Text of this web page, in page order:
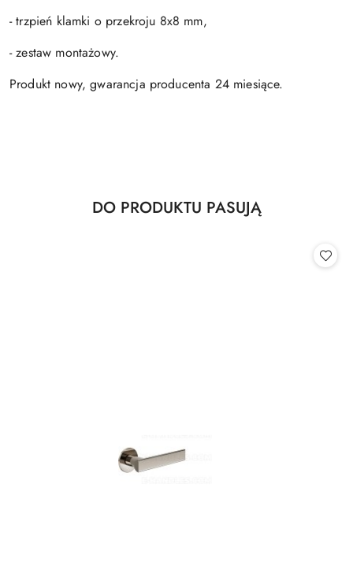
- trzpień klamki o przekroju 8x8 mm,
- zestaw montażowy.
Produkt nowy, gwarancja producenta 24 miesiące.
Pomiń karuzelę produktów
Produkty
DO PRODUKTU PASUJĄ